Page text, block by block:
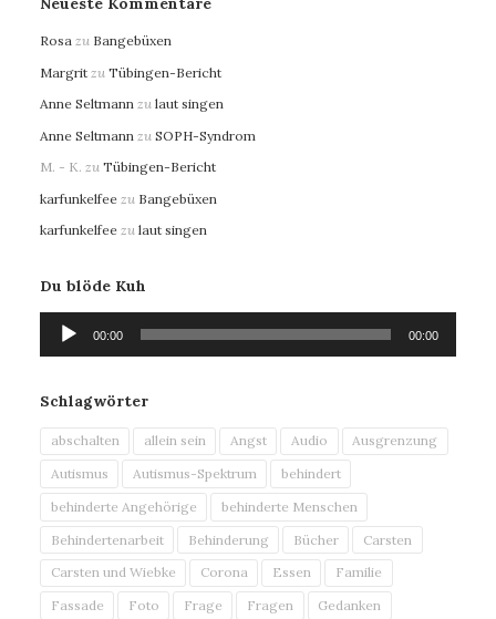
Rosa zu Bangebüxen
Margrit zu Tübingen-Bericht
Anne Seltmann zu laut singen
Anne Seltmann zu SOPH-Syndrom
M. - K. zu Tübingen-Bericht
karfunkelfee zu Bangebüxen
karfunkelfee zu laut singen
Du blöde Kuh
Audio-
Player
00:00 00:00
Schlagwörter
abschalten allein sein Angst Audio
Ausgrenzung
Autismus
Autismus-Spektrum
behindert
behinderte Angehörige
behinderte Menschen
Behindertenarbeit
Behinderung Bücher
Carsten
Carsten und Wiebke
Corona Essen
Familie
Fassade
Foto Frage Fragen Gedanken